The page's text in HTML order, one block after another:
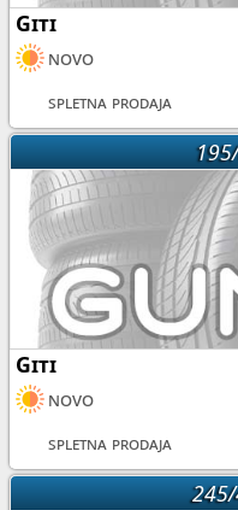
Giti
novo
spletna prodaja
Giti
novo
spletna prodaja